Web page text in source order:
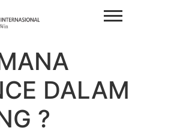
DALAM
?